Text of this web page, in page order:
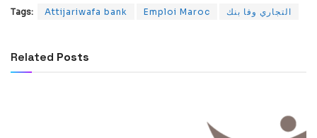
Tags: Attijariwafa bank Emploi Maroc التجاري وفا بنك
Related Posts